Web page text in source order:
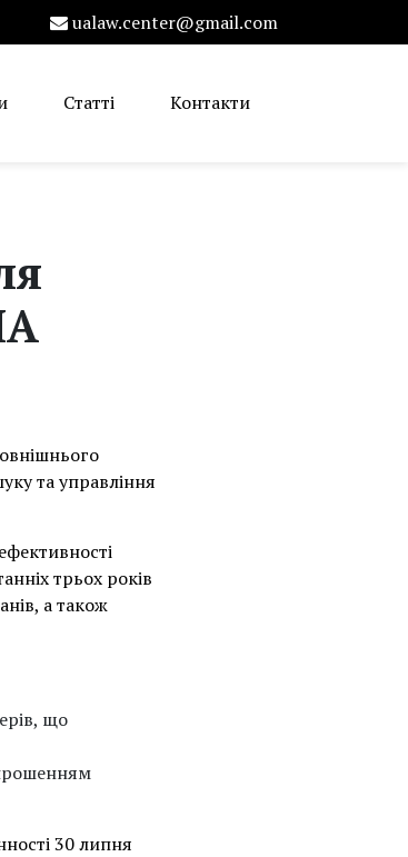
ualaw.center@gmail.com
Статті Контакти
та управління
трьох років
а також
що
30 липня